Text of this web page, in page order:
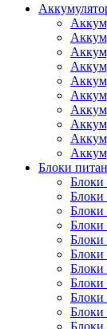
Блоки
Блоки
Блоки
Блоки
Блоки
Блоки
Блоки
Блоки
Блоки
Блоки
Блоки
Блоки